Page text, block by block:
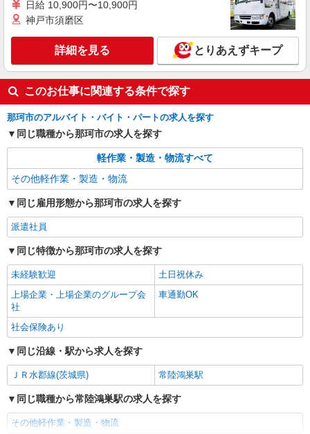
日給 10,900円〜10,900円
神戸市須磨区
詳細を見る とりあえずキープ
このお仕事に関連する条件で探す
那珂市のアルバイト・バイト・パートの求人を探す
同じ職種から那珂市の求人を探す
軽作業・製造・物流すべて
その他軽作業・製造・物流
同じ雇用形態から那珂市の求人を探す
派遣社員
同じ特徴から那珂市の求人を探す
未経験歓迎
土日祝休み
上場企業・上場企業のグループ会
社
車通勤OK
社会保険あり
同じ沿線・駅から求人を探す
ＪＲ水郡線(茨城県) 常陸鴻巣駅
同じ職種から常陸鴻巣駅の求人を探す
その他軽作業・製造・物流